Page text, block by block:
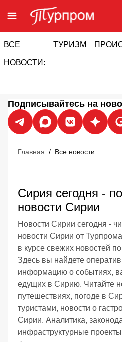
ВСЕ
НОВОСТИ:
ТУРИЗМ
Подписывайтесь на
Главная / Все новости
Сирия сегодня -
новости Сирии
Новости Сирии сегодня -
новости Сирии от
в курсе свежих новостей
Здесь вы найдете
информацию о событиях,
едущих в Сирию. Читайте
путешествиях, погоде в
туристами, новости о
Сирии. Аналитика,
инфраструктурные